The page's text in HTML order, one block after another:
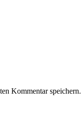
Kommentar speichern.